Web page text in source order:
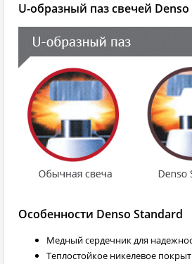
U-образный паз свечей
Особенности Denso Standard
Медный сердечник для
Теплостойкое никелевое